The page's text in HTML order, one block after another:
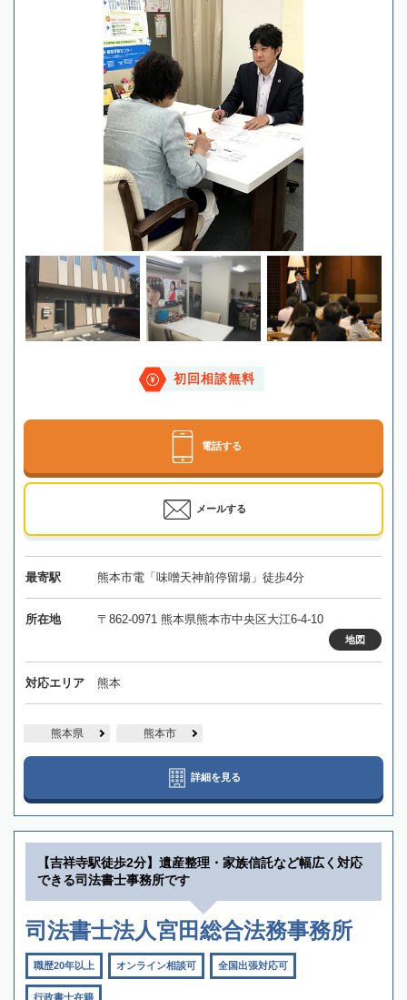
初回相談無料
電話する
メールする
最寄駅 熊本市電「味噌天神前停留場」徒歩4分
所在地 〒862-0971 熊本県熊本市中央区大江6-4-10
地図
対応エリア 熊本
熊本県 熊本市
詳細を見る
【吉祥寺駅徒歩2分】遺産整理・家族信託など幅広く対応
できる司法書士事務所です
司法書士法人宮田総合法務事務所
職歴20年以上 オンライン相談可 全国出張対応可
行政書士在籍